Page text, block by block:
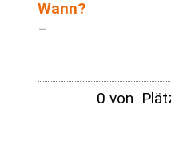
Wann?
–
0 von